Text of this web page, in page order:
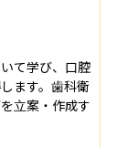
て学び、口腔
ます。歯科衛
立案・作成す